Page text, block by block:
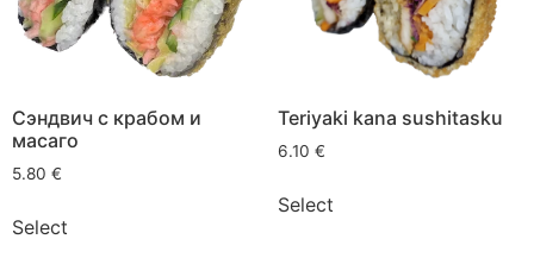
Сэндвич с крабом и
масаго
5.80 €
Select
Teriyaki kana sushitasku
6.10 €
Select